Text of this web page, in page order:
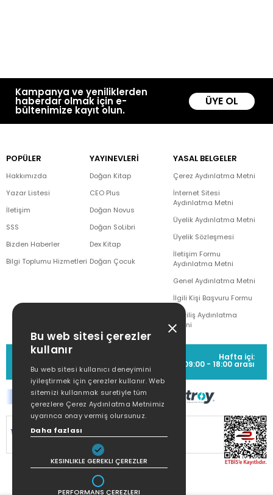
Kampanya ve yeniliklerden
haberdar olmak için e-
bültenimize kayıt olun.
ÜYE OL
POPÜLER
Hakkımızda
Yazar Listesi
İletişim
SSS
Bizden Haberler
Bilgi Toplumu Hizmetleri
YAYINEVLERİ
Doğan Kitap
CEO Plus
Doğan Novus
Doğan SoLibri
Dex Kitap
Doğan Çocuk
YASAL BELGELER
Çerez Aydınlatma Metni
İnternet Sitesi
Aydınlatma Metni
Üyelik Aydınlatma Metni
Üyelik Sözleşmesi
İletişim Formu
Aydınlatma Metni
Genel Aydınlatma Metni
İlgili Kişi Başvuru Formu
Çekiliş Aydınlatma
Metni
MÜŞTERİ HİZMETLERİ
(0212) 373 77 00
Hafta içi:
09:00 - 18:00 arası
SİTEMİZ
KORUNMAKTADIR.
Bu web sitesi çerezler
kullanır
Bu web sitesi kullanıcı deneyimini
iyileştirmek için çerezler kullanır. Web
sitemizi kullanmak suretiyle tüm
çerezlere Çerez Aydınlatma Metnimiz
uyarınca onay vermiş olursunuz.
Daha fazlası
KESINLIKLE GEREKLI ÇEREZLER
PERFORMANS ÇEREZLERI